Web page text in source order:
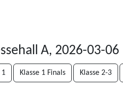
A, 2026-03-06
1 Klasse 1 Finals Klasse 2-3